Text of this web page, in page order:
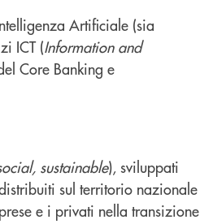
Artificiale (sia
ICT (Information and
Core Banking e
sustainable), sviluppati
sul territorio nazionale
e i privati nella transizione